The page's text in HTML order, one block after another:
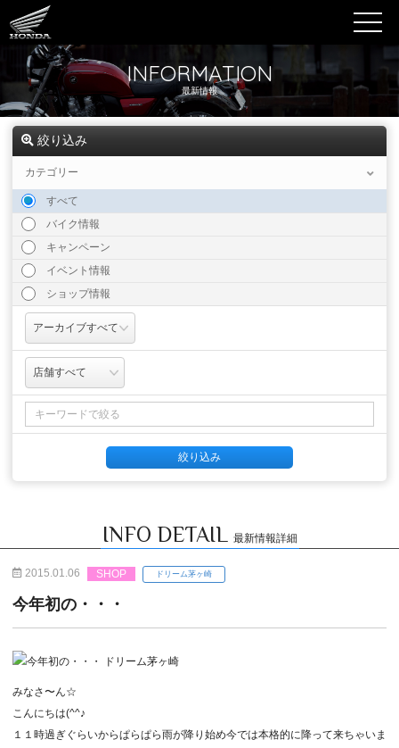
INFORMATION
最新情報
絞り込み
カテゴリー
すべて
バイク情報
キャンペーン
イベント情報
ショップ情報
INFO DETAIL 最新情報詳細
2015.01.06 SHOP ドリーム茅ヶ崎
今年初の・・・
みなさ〜ん☆
こんにちは(^^♪
１１時過ぎぐらいからぱらぱら雨が降り始め今では本格的に降って来ちゃいま